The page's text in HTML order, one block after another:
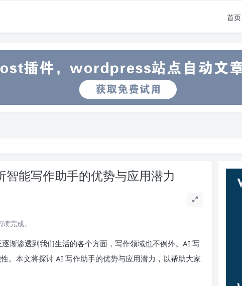
首页
能写作助手的优势与应用潜力
完成。
渐渗透到我们生活的各个方面，写作领域也不例外。AI 写
。本文将探讨 AI 写作助手的优势与应用潜力，以帮助大家